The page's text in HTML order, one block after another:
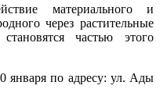
материального и
через растительные
частью этого
января по адресу: ул. Ады